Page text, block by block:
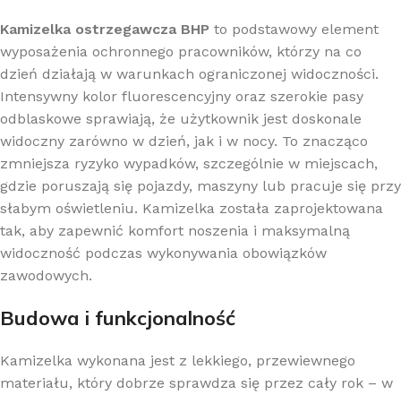
Kamizelka ostrzegawcza BHP to podstawowy element
wyposażenia ochronnego pracowników, którzy na co
dzień działają w warunkach ograniczonej widoczności.
Intensywny kolor fluorescencyjny oraz szerokie pasy
odblaskowe sprawiają, że użytkownik jest doskonale
widoczny zarówno w dzień, jak i w nocy. To znacząco
zmniejsza ryzyko wypadków, szczególnie w miejscach,
gdzie poruszają się pojazdy, maszyny lub pracuje się przy
słabym oświetleniu. Kamizelka została zaprojektowana
tak, aby zapewnić komfort noszenia i maksymalną
widoczność podczas wykonywania obowiązków
zawodowych.
Budowa i funkcjonalność
Kamizelka wykonana jest z lekkiego, przewiewnego
materiału, który dobrze sprawdza się przez cały rok – w